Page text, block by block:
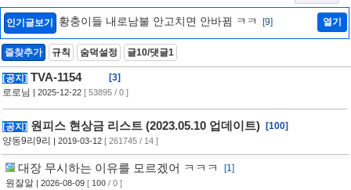
인기글보기 황충이들 내로남불 안고치면 안바뀜 ㅋㅋ [9] 열기
즐찾추가 규칙 숨덕설정 글10/댓글1
[공지] TVA-1154
[3]
로로님 | 2025-12-22 [ 53895 / 0 ]
[공지] 원피스 현상금 리스트 (2023.05.10 업데이트)
[100]
양동9리9리
| 2019-03-12 [ 261745 / 14 ]
대장 무시하는 이유를 모르겠어 ㅋㅋㅋ
[1]
원잘알 | 2026-08-09 [ 100 / 0 ]